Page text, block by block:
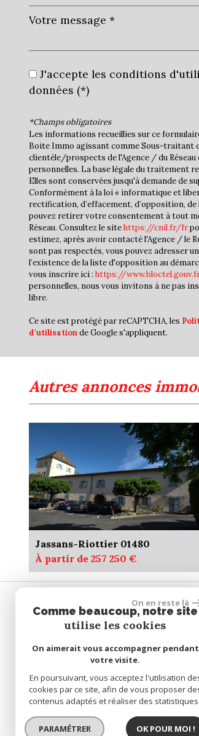
J'accepte les conditions
données (*)
*Champs obligatoires
Les informations recueillies sur ce
Boite Immo agissant comme Sous-traitant
clientèle/prospects de l'Agence / du
personnelles. La base légale du traitement
Elles sont conservées jusqu'à demande de
Conformément à la loi « informatique et
rectification, d’effacement, d’opposition,
pouvez retirer votre consentement à tout
Réseau. Consultez le sitehttps://cnil.fr/fr
estimez, après avoir contacté l'Agence / le
sont pas respectés, vous pouvez adresser
l’existence de la liste d'opposition au
vous inscrire ici : https://www.bloctel.gouv.fr
personnelles, nous vous invitons à ne pas
libre.
Ce site est protégé par reCAPTCHA, les
d'utilisationde Google s'appliquent.
autres annonces
Jassans-Riottier 01480
À partir de 257 250 €
SE
espace
© 2026 | Tous droits réservés | Traduction
On en reste là
Comme beaucoup, notre site
utilise les cookies
On aimerait vous accompagner pendant
votre visite.
En poursuivant, vous acceptez l'utilisation
cookies par ce site, afin de vous proposer
contenus adaptés et réaliser des statistiques
PARAMÉTRER OK POUR MOI !